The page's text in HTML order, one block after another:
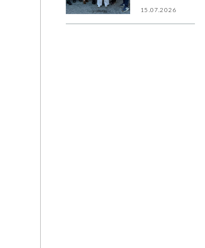
Ausseerland
15.07.2026